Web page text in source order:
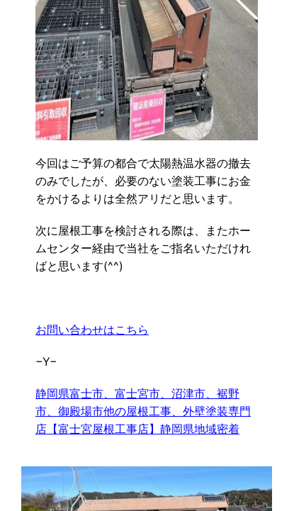
今回はご予算の都合で太陽熱温水器の撤去
のみでしたが、必要のない塗装工事にお金
をかけるよりは全然アリだと思います。
次に屋根工事を検討される際は、またホー
ムセンター経由で当社をご指名いただけれ
ばと思います(^^)
お問い合わせはこちら
−Y−
静岡県富士市、富士宮市、沼津市、裾野
市、御殿場市他の屋根工事、外壁塗装専門
店【富士宮屋根工事店】静岡県地域密着